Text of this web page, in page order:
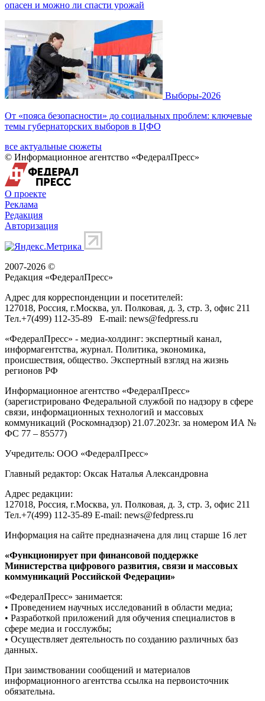
опасен и можно ли спасти урожай
Выборы-2026
От «пояса безопасности» до социальных проблем: ключевые
темы губернаторских выборов в ЦФО
все актуальные сюжеты
© Информационное агентство «ФедералПресс»
О проекте
Реклама
Редакция
Авторизация
2007-2026 ©
Редакция «ФедералПресс»
Адрес для корреспонденции и посетителей:
127018, Россия, г.Москва, ул. Полковая, д. 3, стр. 3, офис 211
Тел.+7(499) 112-35-89 E-mail: news@fedpress.ru
«ФедералПресс» - медиа-холдинг: экспертный канал,
информагентства, журнал. Политика, экономика,
происшествия, общество. Экспертный взгляд на жизнь
регионов РФ
Информационное агентство «ФедералПресс»
(зарегистрировано Федеральной службой по надзору в сфере
связи, информационных технологий и массовых
коммуникаций (Роскомнадзор) 21.07.2023г. за номером ИА №
ФС 77 – 85577)
Учредитель: ООО «ФедералПресс»
Главный редактор: Оксак Наталья Александровна
Адрес редакции:
127018, Россия, г.Москва, ул. Полковая, д. 3, стр. 3, офис 211
Тел.+7(499) 112-35-89 E-mail: news@fedpress.ru
Информация на сайте предназначена для лиц старше 16 лет
«Функционирует при финансовой поддержке
Министерства цифрового развития, связи и массовых
коммуникаций Российской Федерации»
«ФедералПресс» занимается:
• Проведением научных исследований в области медиа;
• Разработкой приложений для обучения специалистов в
сфере медиа и госслужбы;
• Осуществляет деятельность по созданию различных баз
данных.
При заимствовании сообщений и материалов
информационного агентства ссылка на первоисточник
обязательна.